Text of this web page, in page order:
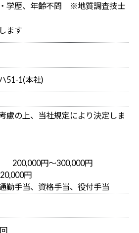
学歴、年齢不問 ※地質調査技士
ます
51-1(本社)
慮の上、当社規定により決定しま
200,000円～300,000円
円
勤手当、資格手当、役付手当